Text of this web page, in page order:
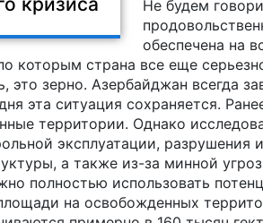
Не будем
обеспечена на
которым страна все еще
это зерно. Азербайджан всегда
эта ситуация сохраняется.
территории. Однако
эксплуатации, разрушения
а также из-за минной
полностью использовать
на освобожденных